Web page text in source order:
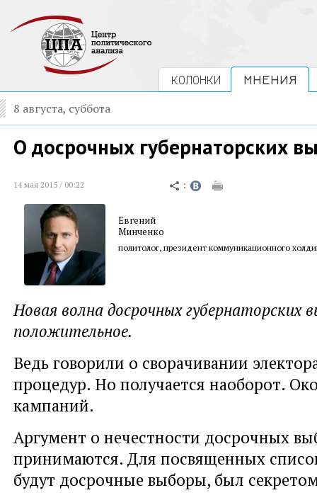
КОЛОНКИ МНЕНИЯ
8 августа, суббота
О досрочных губернаторских
14 мая 2015 / 00:22
Евгений
Минченко
политолог, президент коммуникационного
Новая волна досрочных губернаторских
положительное.
Ведь говорили о сворачивании
процедур. Но получается наоборот.
кампаний.
Аргумент о нечестности досрочных
принимаются. Для посвященных
будут досрочные выборы, был